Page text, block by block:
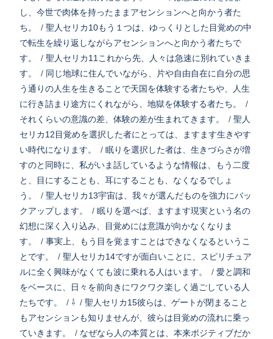
し、今世で肉体を持ったままアセンションへと向かう者た
ち。
/ 聖人セリカ10もう１つは、ゆっくりとした目覚めの中
で転生を繰り返しながらアセンションへと向かう者たちで
す。
/ 聖人セリカ11これから先、人々は急速に別れていきま
す。
/ 同じ地球に住んでいながら、片や自由自在に自分の思
う通りの人生を生きることで天国を体験する者たちや、人生
に行き詰まり途方にくれながら、地獄を体験する者たち。
/
それくらいの意識の差、体験の差が生まれてきます。
/ 聖人
セリカ12目覚めを選択した者にとっては、ますます生きやす
い時代になります。
/ 眠りを選択した者は、生きづらさが増
すのと同時に、私がいま話しているような情報は、もう二度
と、目にすることも、耳にすることも、なくなるでしょ
う。
/ 聖人セリカ13宇宙は、我々が選んだものを強力にバッ
クアップします。
/ 眠りを選べば、ますます現実という名の
幻想に深く入り込み、目覚めには意識が向かなくなりま
す。
/ 事実上、もう目を覚ますことはできなくなるというこ
とです。
/ 聖人セリカ14ですが面白いことに、スピリチュア
ルに全く興味がなくても波に乗れる人はいます。
/ 愛と調和
をベースに、日々を前向きにワクワク楽しく過ごしている人
たちです。
/ ⇩ / 聖人セリカ15彼らは、ゲートが閉まること
もアセンションも知りませんが、彼らは目覚めの流れに乗っ
ていきます。
/ なぜなら人の本質とは、本来ポジティブだか